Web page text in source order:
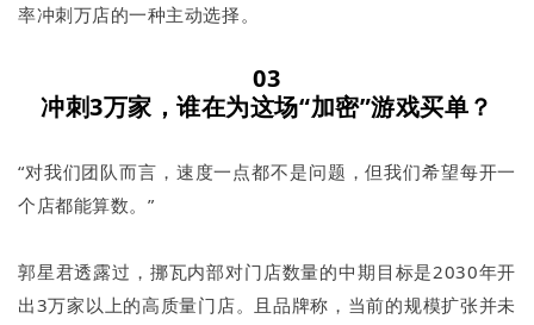
率冲刺万店的一种主动选择。
03
冲刺3万家，谁在为这场“加密”游戏买单？
“对我们团队而言，速度一点都不是问题，但我们希望每开一
个店都能算数。”
郭星君透露过，挪瓦内部对门店数量的中期目标是2030年开
出3万家以上的高质量门店。且品牌称，当前的规模扩张并未